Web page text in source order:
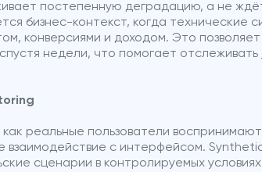
постепенную деградацию, а не
бизнес-контекст, когда технические
конверсиями и доходом. Это позволяет
недели, что помогает отслеживать
как реальные пользователи
взаимодействие с интерфейсом.
сценарии в контролируемых